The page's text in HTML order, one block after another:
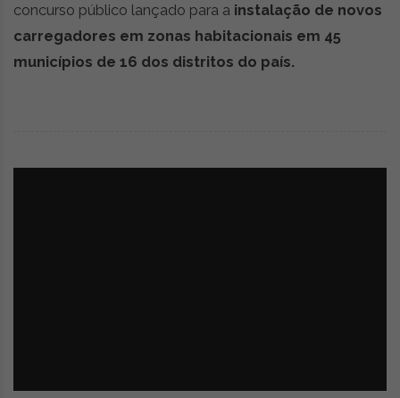
concurso público lançado para a instalação de novos
carregadores em zonas habitacionais em 45
municípios de 16 dos distritos do país.